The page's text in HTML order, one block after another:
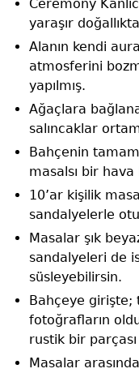
Ceremony
yaraşır
Alanın kendi
atmosferini
yapılmış.
Ağaçlara
salıncaklar
Bahçenin
masalsı bir hava
10’ar kişilik
sandalyelerle
Masalar şık
sandalyeleri de
süsleyebilirsin.
Bahçeye girişte;
fotoğrafların
rustik bir
Masalar